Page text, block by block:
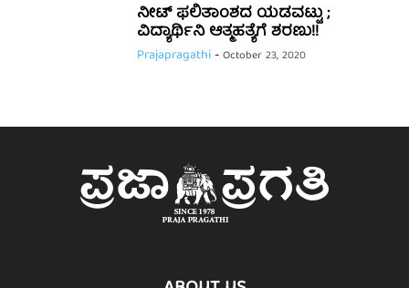
ನೀಟ್ ಫಲಿತಾಂಶದ ಯಡವಟ್ಟು ;
ವಿದ್ಯಾರ್ಥಿನಿ ಆತ್ಮಹತ್ಯೆಗೆ ಶರಣು!!
Prajapragathi-October 23, 2020